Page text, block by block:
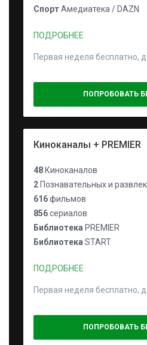
СпортАмедиатека / DAZN
ПОДРОБНЕЕ
Первая неделя бесплатно,
ПОПРОБОВАТЬ
Киноканалы + PREMIER
48 Киноканалов
2 Познавательных и
616фильмов
856сериалов
Библиотека PREMIER
Библиотека START
ПОДРОБНЕЕ
Первая неделя бесплатно,
ПОПРОБОВАТЬ